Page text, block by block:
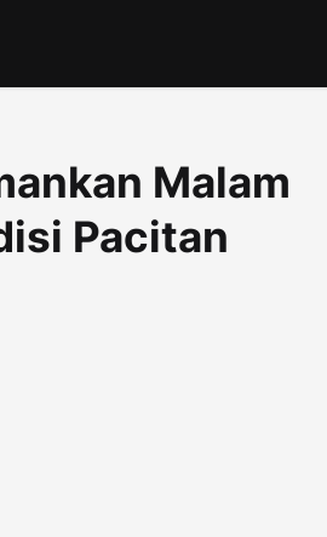
Malam
Pacitan